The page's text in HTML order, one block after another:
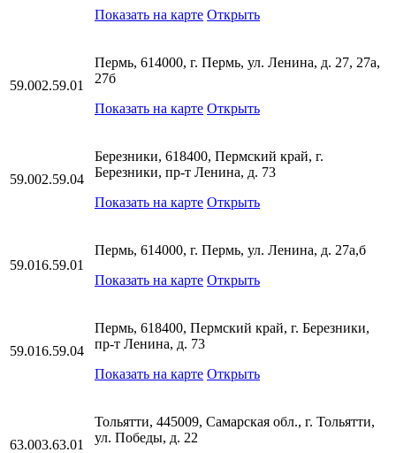
Показать на карте Открыть
59.002.59.01
Пермь, 614000, г. Пермь, ул. Ленина, д. 27, 27а,
27б
Показать на карте Открыть
59.002.59.04
Березники, 618400, Пермский край, г.
Березники, пр-т Ленина, д. 73
Показать на карте Открыть
59.016.59.01
Пермь, 614000, г. Пермь, ул. Ленина, д. 27а,б
Показать на карте Открыть
59.016.59.04
Пермь, 618400, Пермский край, г. Березники,
пр-т Ленина, д. 73
Показать на карте Открыть
63.003.63.01
Тольятти, 445009, Самарская обл., г. Тольятти,
ул. Победы, д. 22